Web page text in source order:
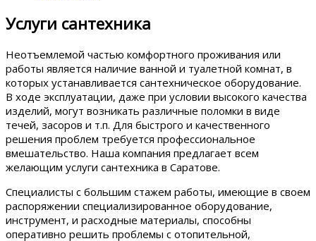
Услуги сантехника
Неотъемлемой частью комфортного проживания или
работы является наличие ванной и туалетной комнат, в
которых устанавливается сантехническое оборудование.
В ходе эксплуатации, даже при условии высокого качества
изделий, могут возникать различные поломки в виде
течей, засоров и т.п. Для быстрого и качественного
решения проблем требуется профессиональное
вмешательство. Наша компания предлагает всем
желающим услуги сантехника в Саратове.
Специалисты с большим стажем работы, имеющие в своем
распоряжении специализированное оборудование,
инструмент, и расходные материалы, способны
оперативно решить проблемы с отопительной,